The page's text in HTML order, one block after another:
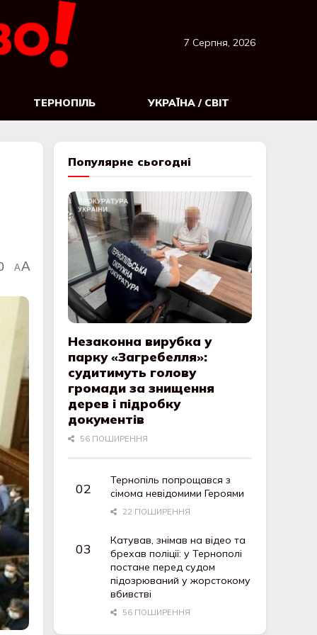
7 Серпня, 2026
ТЕРНОПІЛЬ УКРАЇНА / СВІТ
AA
Популярне сьогодні
Незаконна вирубка у
парку «Загребелля»:
судитимуть голову
громади за знищення
дерев і підробку
документів
56 ПОШИРЕННЯ
Тернопіль попрощався з
сімома невідомими Героями
22 ПОШИРЕННЯ
Катував, знімав на відео та
брехав поліції: у Тернополі
постане перед судом
підозрюваний у жорстокому
вбивстві
56 ПОШИРЕННЯ